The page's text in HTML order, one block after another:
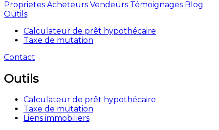
Proprietes Acheteurs Vendeurs Témoignages Blog
Outils
Calculateur de prêt hypothécaire
Taxe de mutation
Contact
Outils
Calculateur de prêt hypothécaire
Taxe de mutation
Liens immobiliers